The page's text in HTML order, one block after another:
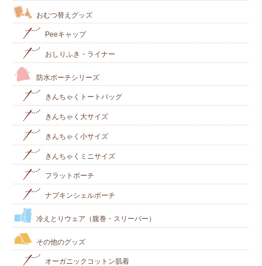
おむつ替えグッズ
Peeキャップ
おしりふき・ライナー
防水ポーチシリーズ
きんちゃくトートバッグ
きんちゃく大サイズ
きんちゃく小サイズ
きんちゃくミニサイズ
フラットポーチ
ナプキンシェルポーチ
冷えとりウェア（腹巻・スリーパー）
その他のグッズ
オーガニックコットン肌着